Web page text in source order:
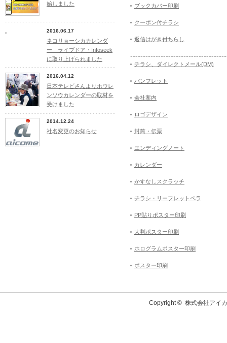
始しました
2016.06.17
ネコリョーシカカレンダ
ー ライブドア・Infoseek
に取り上げられました
2016.04.12
日本テレビさんよりホウレ
ンソウカレンダーの取材を
受けました
2014.12.24
社名変更のお知らせ
ブックカバー印刷
クーポン付チラシ
返信はがき付ちらし
チラシ、ダイレクトメール(DM)
パンフレット
会社案内
ロゴデザイン
封筒・伝票
エンディングノート
カレンダー
かすなしスクラッチ
チラシ・リーフレットペラ
PP貼りポスター印刷
大判ポスター印刷
ホログラムポスター印刷
ポスター印刷
Copyright © 株式会社アイ